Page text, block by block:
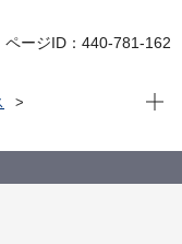
ページID：440-781-162
現在